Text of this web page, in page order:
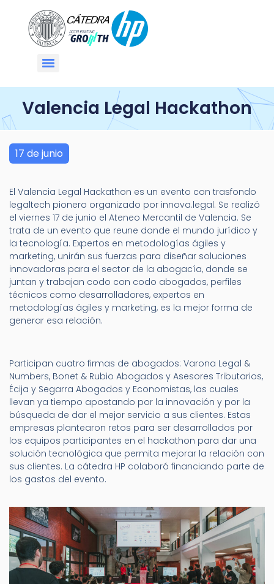
Valencia Legal Hackathon
17 de junio
El Valencia Legal Hackathon es un evento con trasfondo
legaltech pionero organizado por innova.legal. Se realizó
el viernes 17 de junio el Ateneo Mercantil de Valencia. Se
trata de un evento que reune donde el mundo jurídico y
la tecnología. Expertos en metodologías ágiles y
marketing, unirán sus fuerzas para diseñar soluciones
innovadoras para el sector de la abogacía, donde se
juntan y trabajan codo con codo abogados, perfiles
técnicos como desarrolladores, expertos en
metodologías ágiles y marketing, es la mejor forma de
generar esa relación.
Participan cuatro firmas de abogados: Varona Legal &
Numbers, Bonet & Rubio Abogados y Asesores Tributarios,
Écija y Segarra Abogados y Economistas, las cuales
llevan ya tiempo apostando por la innovación y por la
búsqueda de dar el mejor servicio a sus clientes. Estas
empresas plantearon retos para ser desarrollados por
los equipos participantes en el hackathon para dar una
solución tecnológica que permita mejorar la relación con
sus clientes. La cátedra HP colaboró financiando parte de
los gastos del evento.